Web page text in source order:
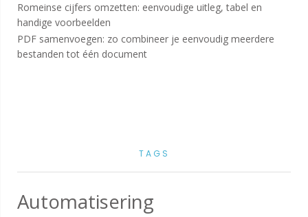
Romeinse cijfers omzetten: eenvoudige uitleg, tabel en
handige voorbeelden
PDF samenvoegen: zo combineer je eenvoudig meerdere
bestanden tot één document
TAGS
Automatisering